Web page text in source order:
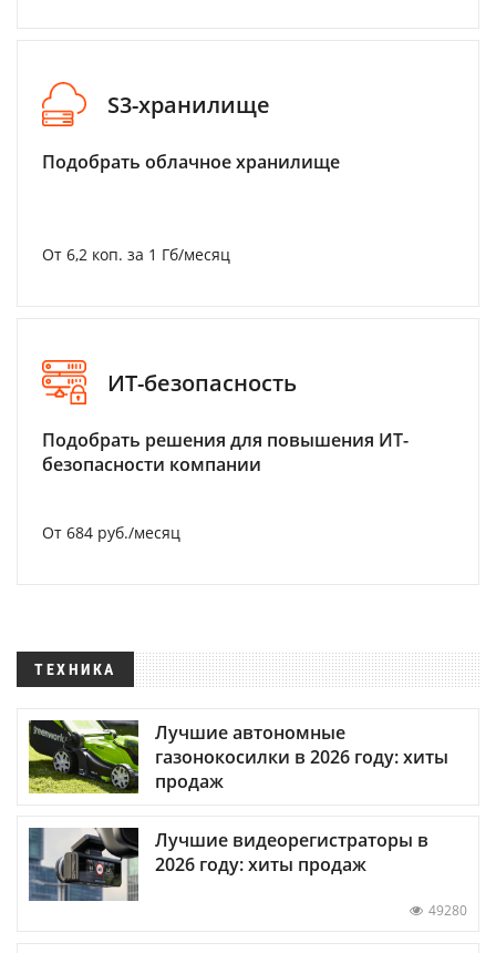
S3-хранилище
Подобрать облачное хранилище
От 6,2 коп. за 1 Гб/месяц
ИТ-безопасность
Подобрать решения для повышения ИТ-
безопасности компании
От 684 руб./месяц
ТЕХНИКА
Лучшие автономные
газонокосилки в 2026 году: хиты
продаж
Лучшие видеорегистраторы в
2026 году: хиты продаж
49280